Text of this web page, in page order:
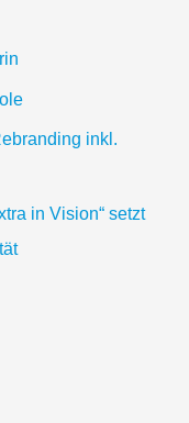
inkl.
in Vision“ setzt